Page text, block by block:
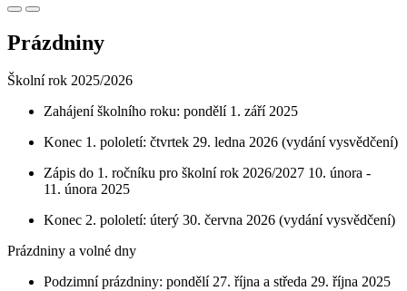
Prázdniny
Školní rok 2025/2026
Zahájení školního roku: pondělí 1. září 2025
Konec 1. pololetí: čtvrtek 29. ledna 2026 (vydání vysvědčení)
Zápis do 1. ročníku pro školní rok 2026/2027 10. února -
11. února 2025
Konec 2. pololetí: úterý 30. června 2026 (vydání vysvědčení)
Prázdniny a volné dny
Podzimní prázdniny: pondělí 27. října a středa 29. října 2025